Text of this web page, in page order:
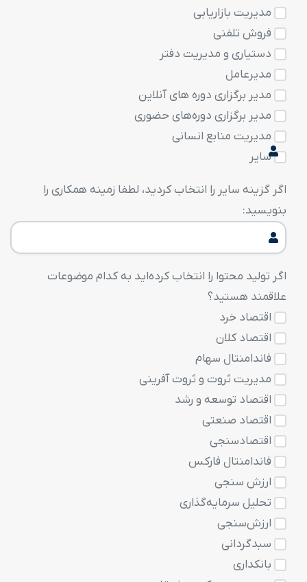
مدیریت بازاریابی
فروش تلفنی
دستیاری و مدیریت دفتر
مدیرعامل
مدیر برگزاری دوره های آنلاین
مدیر برگزاری دوره‌های حضوری
مدیریت منابع انسانی
سایر
اگر گزینه سایر را انتخاب کردید، لطفا زمینه همکاری را
بنویسید:
اگر تولید محتوا را انتخاب کرده‌اید به کدام موضوعات
علاقمند هستید؟
اقتصاد خرد
اقتصاد کلان
فاندامنتال سهام
مدیریت ثروت و ثروت آفرینی
اقتصاد توسعه و رشد
اقتصاد صنعتی
اقتصادسنجی
فاندامنتال فارکس
ارزش سنجی
تحلیل سرمایه‌گذاری
ارزش‌سنجی
سبدگردانی
بانکداری